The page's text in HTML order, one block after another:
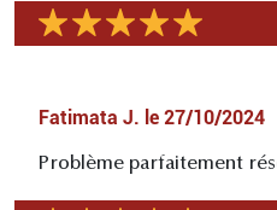
Fatimata J. le 27/10/2024
Problème parfaitement